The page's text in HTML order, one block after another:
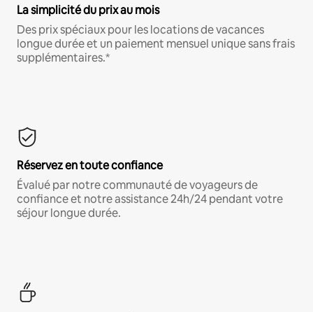
La simplicité du prix au mois
Des prix spéciaux pour les locations de vacances
longue durée et un paiement mensuel unique sans frais
supplémentaires.*
Réservez en toute confiance
Évalué par notre communauté de voyageurs de
confiance et notre assistance 24h/24 pendant votre
séjour longue durée.